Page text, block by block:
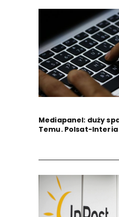
Mediapanel: duży
Temu. Polsat-Interia